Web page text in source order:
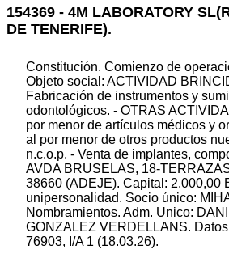
154369 - 4M LABORATORY
DE TENERIFE).
Constitución. Comienzo de
Objeto social: ACTIVIDAD
Fabricación de instrumentos y
odontológicos. - OTRAS
por menor de artículos médicos y
al por menor de otros productos
n.c.o.p. - Venta de implantes,
AVDA BRUSELAS, 18-
38660 (ADEJE). Capital: 2.000,00
unipersonalidad. Socio único:
Nombramientos. Adm. Unico:
GONZALEZ VERDELLANS.
76903, I/A 1 (18.03.26).